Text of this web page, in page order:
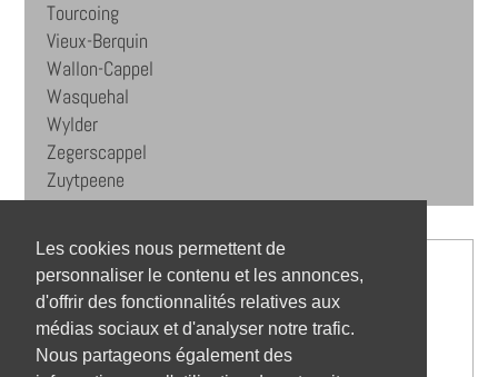
Les cookies nous permettent de
personnaliser le contenu et les annonces,
d'offrir des fonctionnalités relatives aux
médias sociaux et d'analyser notre trafic.
Nous partageons également des
Tourcoing
Vieux-Berquin
Wallon-Cappel
Wasquehal
Wylder
Zegerscappel
Zuytpeene